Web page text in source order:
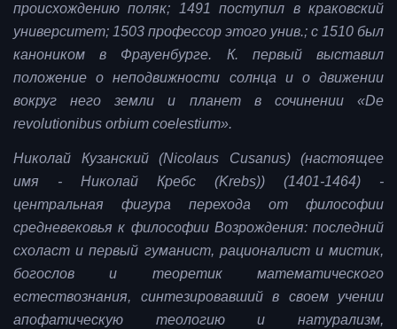
происхождению поляк; 1491 поступил в краковский
университет; 1503 профессор этого унив.; с 1510 был
каноником в Фрауенбурге. К. первый выставил
положение о неподвижности солнца и о движении
вокруг него земли и планет в сочинении «De
revolutionibus orbium coelestium».
Николай Кузанский (Nicolaus Cusanus) (настоящее
имя - Николай Кребс (Krebs)) (1401-1464) -
центральная фигура перехода от философии
средневековья к философии Возрождения: последний
схоласт и первый гуманист, рационалист и мистик,
богослов и теоретик математического
естествознания, синтезировавший в своем учении
апофатическую теологию и натурализм,